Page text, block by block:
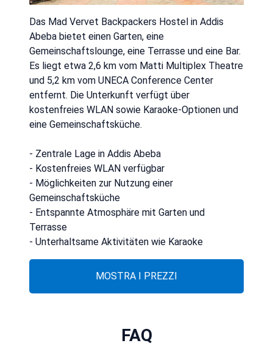
Das Mad Vervet Backpackers Hostel in Addis
Abeba bietet einen Garten, eine
Gemeinschaftslounge, eine Terrasse und eine Bar.
Es liegt etwa 2,6 km vom Matti Multiplex Theatre
und 5,2 km vom UNECA Conference Center
entfernt. Die Unterkunft verfügt über
kostenfreies WLAN sowie Karaoke-Optionen und
eine Gemeinschaftsküche.
- Zentrale Lage in Addis Abeba
- Kostenfreies WLAN verfügbar
- Möglichkeiten zur Nutzung einer
Gemeinschaftsküche
- Entspannte Atmosphäre mit Garten und
Terrasse
- Unterhaltsame Aktivitäten wie Karaoke
MOSTRA I PREZZI
FAQ